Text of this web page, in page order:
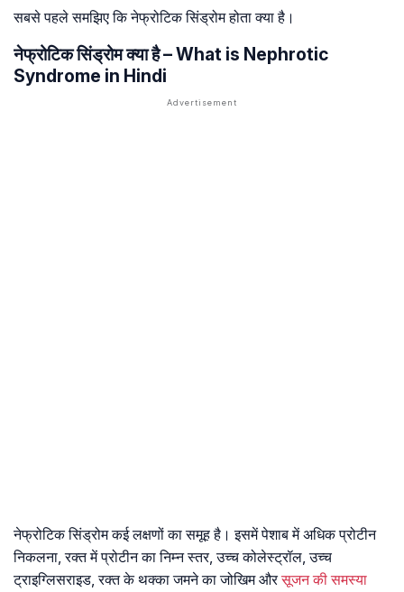
सबसे पहले समझिए कि नेफ्रोटिक सिंड्रोम होता क्या है।
नेफ्रोटिक सिंड्रोम क्या है – What is Nephrotic
Syndrome in Hindi
नेफ्रोटिक सिंड्रोम कई लक्षणों का समूह है। इसमें पेशाब में अधिक प्रोटीन
निकलना, रक्त में प्रोटीन का निम्न स्तर, उच्च कोलेस्ट्रॉल, उच्च
ट्राइग्लिसराइड, रक्त के थक्का जमने का जोखिम औरसूजन की समस्या